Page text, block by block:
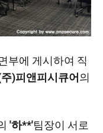
부에 게시하여 직
)피앤피시큐어의
'하**'팀장이 서로